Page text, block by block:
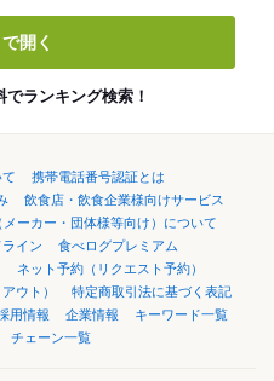
開く
ランキング検索！
携帯電話番号認証とは
飲食店・飲食企業様向けサービス
メーカー・団体様等向け）について
イン
食べログプレミアム
ネット予約（リクエスト予約）
ウト）
特定商取引法に基づく表記
用情報 企業情報
キーワード一覧
チェーン一覧